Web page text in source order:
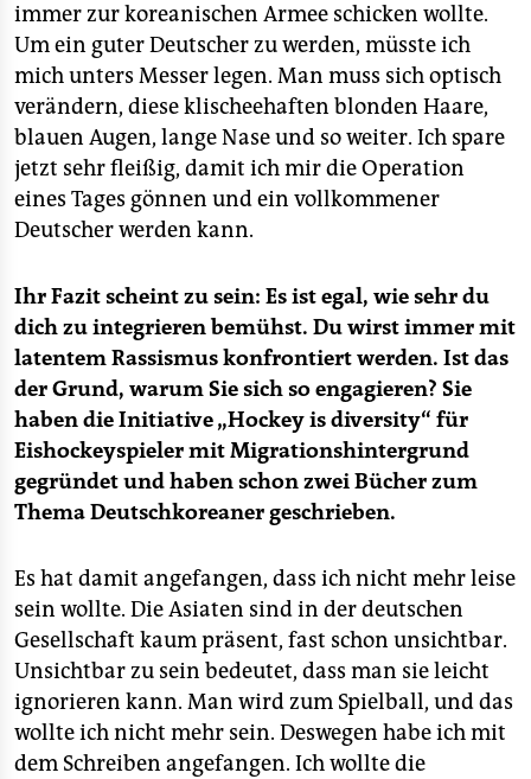
immer zur koreanischen Armee schicken wollte.
Um ein guter Deutscher zu werden, müsste ich
mich unters Messer legen. Man muss sich optisch
verändern, diese klischeehaften blonden Haare,
blauen Augen, lange Nase und so weiter. Ich spare
jetzt sehr fleißig, damit ich mir die Operation
eines Tages gönnen und ein vollkommener
Deutscher werden kann.
Ihr Fazit scheint zu sein: Es ist egal, wie sehr du
dich zu integrieren bemühst. Du wirst immer mit
latentem Rassismus konfrontiert werden. Ist das
der Grund, warum Sie sich so engagieren? Sie
haben die Initiative „Hockey is diversity“ für
Eishockeyspieler mit Migrationshintergrund
gegründet und haben schon zwei Bücher zum
Thema Deutschkoreaner geschrieben.
Es hat damit angefangen, dass ich nicht mehr leise
sein wollte. Die Asiaten sind in der deutschen
Gesellschaft kaum präsent, fast schon unsichtbar.
Unsichtbar zu sein bedeutet, dass man sie leicht
ignorieren kann. Man wird zum Spielball, und das
wollte ich nicht mehr sein. Deswegen habe ich mit
dem Schreiben angefangen. Ich wollte die